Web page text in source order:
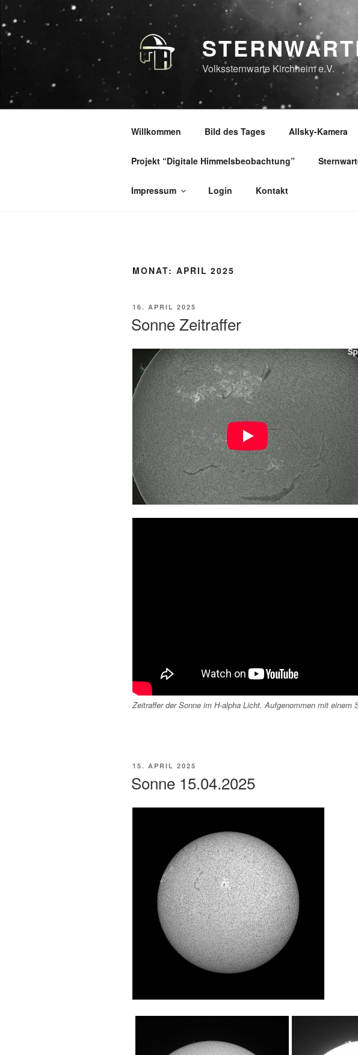
Zum
Inhalt
springen
Volkssternwarte Kirchheim e.V.
Willkommen Bild des Tages Allsky-Kamera
Projekt “Digitale Himmelsbeobachtung”
Impressum Login Kontakt
MONAT: APRIL 2025
VERÖFFENTLICHT
16. APRIL 2025
Sonne Zeitraffer
Zeitraffer der Sonne im H-alpha Licht. Aufgenommen mit einem
VERÖFFENTLICHT
15. APRIL 2025
Sonne 15.04.2025